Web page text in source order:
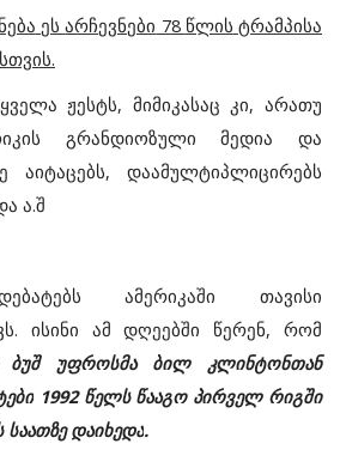
ეს არჩევნები 78 წლის ტრამპისა
.
ყველა ჟესტს, მიმიკასაც კი,არათუ
გრანდიოზული მედია
და
აიტაცებს, დაამულტიპლიცირებს
ა.შ
ამერიკაში
თავისი
. ისინი ამ დღეებში წერენ,რომ
ბუშ უფროსმა ბილ
კლინტონთან
1992 წელს წააგო პირველ რიგში
საათზე დაიხედა.